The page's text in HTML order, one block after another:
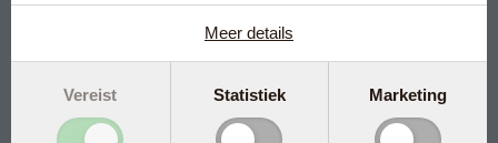
en de EU-regels voor voedingssupplementen
150 caps € 70,50 In winkelmand
Meer details
Vereist Statistiek Marketing